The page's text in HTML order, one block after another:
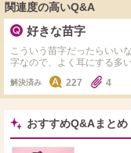
関連度の高いQ&A
好きな苗字
こういう苗字だったらいい
字なので、よく耳にする多い苗字に憧
佐々木さん、青山さんなどで
解決済み 227 4
おすすめQ&Aまとめ